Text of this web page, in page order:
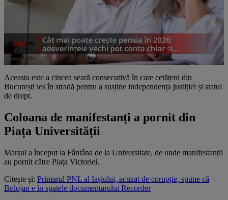
Aceasta este a cincea seară consecutivă în care cetățeni din
București ies în stradă pentru a susține independența justiției și statul
de drept.
Coloana de manifestanți a pornit din
Piața Universității
Marșul a început la Fântâna de la Universitate, de unde manifestanții
au pornit către Piața Victoriei.
Citește și: Primarul PNL al Iașiului, acuzat de corupție, spune că
Bolojan e în spatele documentarului Recorder